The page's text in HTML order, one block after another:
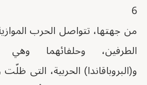
6
من جهتها، تتواصل الحرب
الطرفين، وحلفائهما
و(البروباقاندا) الحربية، التى